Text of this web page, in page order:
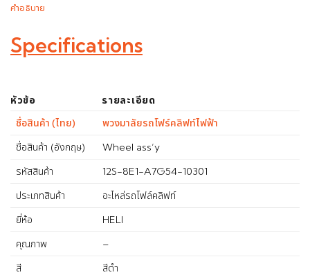
คำอธิบาย
Specifications
หัวข้อ
รายละเอียด
ชื่อสินค้า (ไทย)
พวงมาลัยรถโฟร์คลิฟท์ไฟฟ้า
ชื่อสินค้า (อังกฤษ)
Wheel ass’y
รหัสสินค้า
12S-8E1-A7G54-10301
ประเภทสินค้า
อะไหล่รถโฟล์คลิฟท์
ยี่ห้อ
HELI
คุณภาพ
–
สี
สีดำ